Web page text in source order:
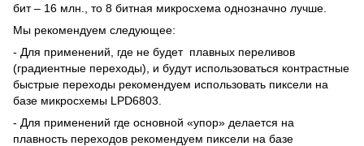
бит – 16 млн., то 8 битная микросхема однозначно лучше.
Мы рекомендуем следующее:
- Для применений, где не будет плавных переливов
(градиентные переходы), и будут использоваться контрастные
быстрые переходы рекомендуем использовать пиксели на
базе микросхемы LPD6803.
- Для применений где основной «упор» делается на
плавность переходов рекомендуем пиксели на базе